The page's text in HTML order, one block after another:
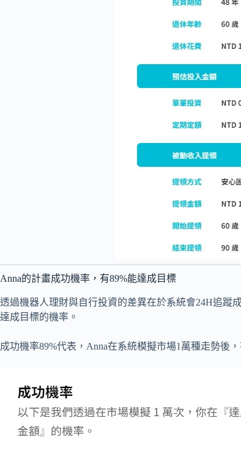
Anna的計畫成功機率，有89%能達成目標
透過機器人理財與自行投資的差異在於系統會24H追蹤
達成目標的機率。
成功機率89%代表，Anna在系統模擬市場1萬種走勢後